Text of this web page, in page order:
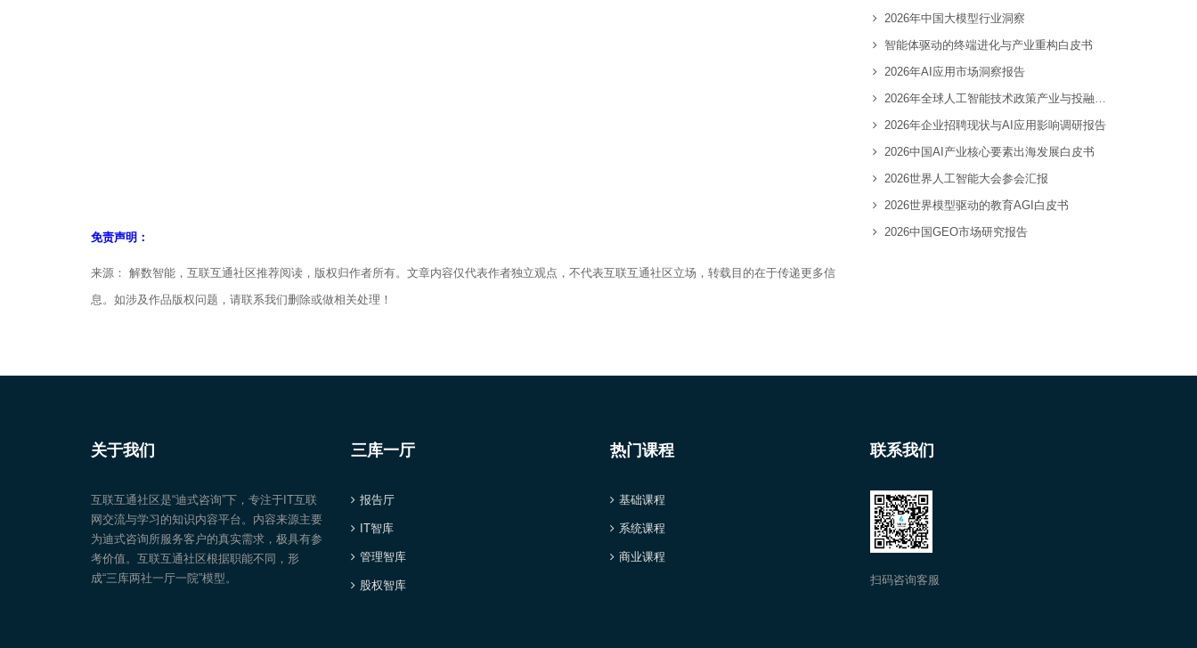
免责声明：
来源： 解数智能，互联互通社区推荐阅读，版权归作者所有。文章内容仅代表作者独立观点，不代表互联互通社区立场，转载目的在于传递更多信
息。如涉及作品版权问题，请联系我们删除或做相关处理！
2026年中国大模型行业洞察
智能体驱动的终端进化与产业重构白皮书
2026年AI应用市场洞察报告
2026年全球人工智能技术政策产业与投融资趋势全景洞察报告
2026年企业招聘现状与AI应用影响调研报告
2026中国AI产业核心要素出海发展白皮书
2026世界人工智能大会参会汇报
2026世界模型驱动的教育AGI白皮书
2026中国GEO市场研究报告
关于我们
互联互通社区是“迪式咨询”下，专注于IT互联
网交流与学习的知识内容平台。内容来源主要
为迪式咨询所服务客户的真实需求，极具有参
考价值。互联互通社区根据职能不同，形
成“三库两社一厅一院”模型。
三库一厅
报告厅
IT智库
管理智库
股权智库
热门课程
基础课程
系统课程
商业课程
联系我们
扫码咨询客服